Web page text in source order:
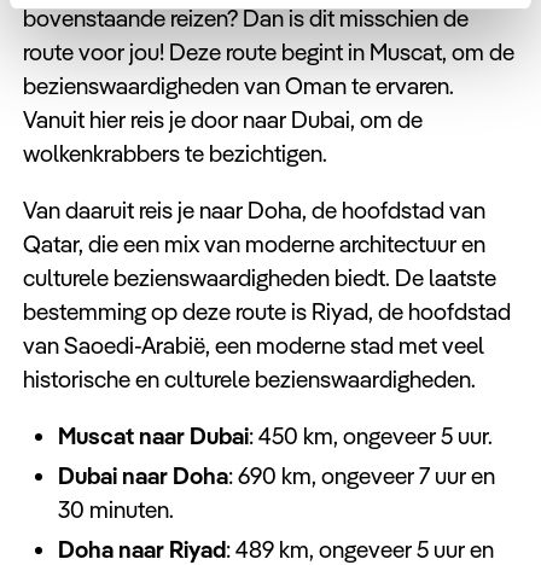
bovenstaande reizen? Dan is dit misschien de
route voor jou! Deze route begint in Muscat, om de
bezienswaardigheden van Oman te ervaren.
Vanuit hier reis je door naar Dubai, om de
wolkenkrabbers te bezichtigen.
Van daaruit reis je naar Doha, de hoofdstad van
Qatar, die een mix van moderne architectuur en
culturele bezienswaardigheden biedt. De laatste
bestemming op deze route is Riyad, de hoofdstad
van Saoedi-Arabië, een moderne stad met veel
historische en culturele bezienswaardigheden.
Muscat naar Dubai: 450 km, ongeveer 5 uur.
Dubai naar Doha: 690 km, ongeveer 7 uur en
30 minuten.
Doha naar Riyad: 489 km, ongeveer 5 uur en